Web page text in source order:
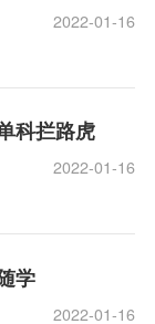
2022-01-16
科拦路虎
2022-01-16
学
2022-01-16